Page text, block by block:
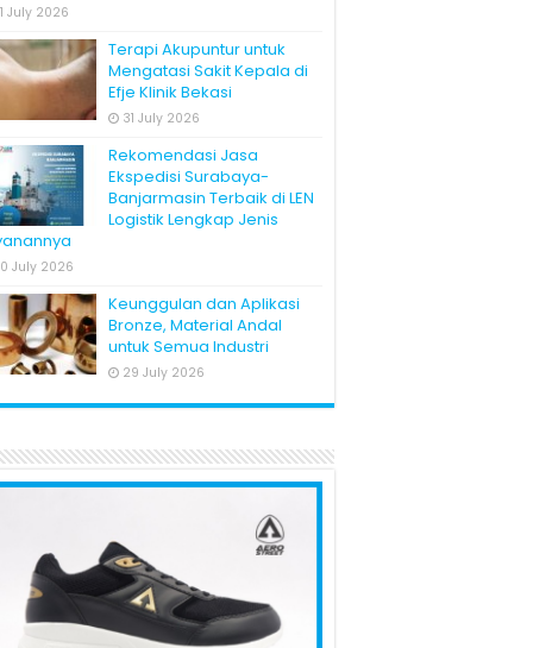
July 2026
Terapi Akupuntur untuk
Mengatasi Sakit Kepala di
Efje Klinik Bekasi
31 July 2026
Rekomendasi Jasa
Ekspedisi Surabaya-
Banjarmasin Terbaik di LEN
Logistik Lengkap Jenis
July 2026
Keunggulan dan Aplikasi
Bronze, Material Andal
untuk Semua Industri
29 July 2026